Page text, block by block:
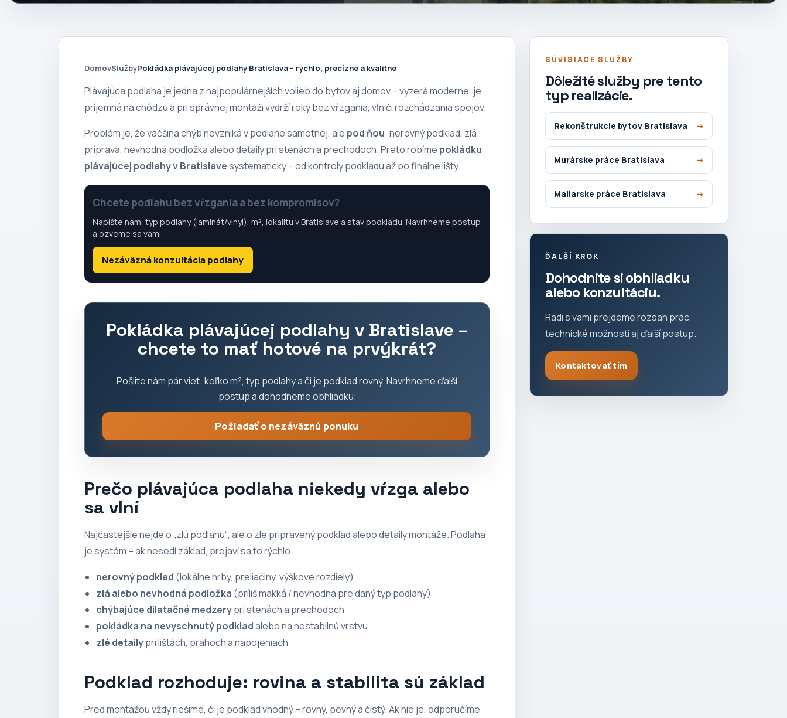
DomovSlužbyPokládka plávajúcej podlahy Bratislava – rýchlo, precízne a kvalitne
Plávajúca podlaha je jedna z najpopulárnejších volieb do bytov aj domov – vyzerá moderne, je
príjemná na chôdzu a pri správnej montáži vydrží roky bez vŕzgania, vĺn či rozchádzania spojov.
Problém je, že väčšina chýb nevzniká v podlahe samotnej, ale pod ňou: nerovný podklad, zlá
príprava, nevhodná podložka alebo detaily pri stenách a prechodoch. Preto robíme pokládku
plávajúcej podlahy v Bratislavesystematicky – od kontroly podkladu až po finálne lišty.
Chcete podlahu bez vŕzgania a bez kompromisov?
Napíšte nám: typ podlahy (laminát/vinyl), m², lokalitu v Bratislave a stav podkladu. Navrhneme postup
a ozveme sa vám.
Nezáväzná konzultácia podlahy
Pokládka plávajúcej podlahy v Bratislave –
chcete to mať hotové na prvýkrát?
Pošlite nám pár viet: koľko m², typ podlahy a či je podklad rovný. Navrhneme ďalší
postup a dohodneme obhliadku.
Požiadať o nezáväznú ponuku
Prečo plávajúca podlaha niekedy vŕzga alebo
sa vlní
Najčastejšie nejde o „zlú podlahu“, ale o zle pripravený podklad alebo detaily montáže. Podlaha
je systém – ak nesedí základ, prejaví sa to rýchlo.
nerovný podklad (lokálne hrby, preliačiny, výškové rozdiely)
zlá alebo nevhodná podložka (príliš mäkká / nevhodná pre daný typ podlahy)
chýbajúce dilatačné medzerypri stenách a prechodoch
pokládka na nevyschnutý podkladalebo na nestabilnú vrstvu
zlé detailypri lištách, prahoch a napojeniach
Podklad rozhoduje: rovina a stabilita sú základ
Pred montážou vždy riešime, či je podklad vhodný – rovný, pevný a čistý. Ak nie je, odporučíme
SÚVISIACE SLUŽBY
Dôležité služby pre tento
typ realizácie.
Rekonštrukcie bytov Bratislava
Murárske práce Bratislava
Maliarske práce Bratislava
ĎALŠÍ KROK
Dohodnite si obhliadku
alebo konzultáciu.
Radi s vami prejdeme rozsah prác,
technické možnosti aj ďalší postup.
Kontaktovať tím